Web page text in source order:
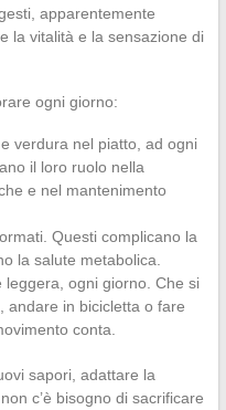
apparentemente
la vitalità e la sensazione di
ogni giorno:
verdura nel piatto, ad ogni
il loro ruolo nella
e nel mantenimento
Questi complicano la
la salute metabolica.
leggera, ogni giorno. Che si
andare in bicicletta o fare
conta.
sapori, adattare la
c’è bisogno di sacrificare